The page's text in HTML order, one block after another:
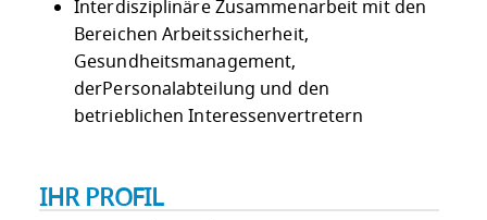
Interdisziplinäre Zusammenarbeit mit den
Bereichen Arbeitssicherheit,
Gesundheitsmanagement,
derPersonalabteilung und den
betrieblichen Interessenvertretern
IHR PROFIL